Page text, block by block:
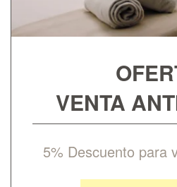
VENTA
5% Descuento para